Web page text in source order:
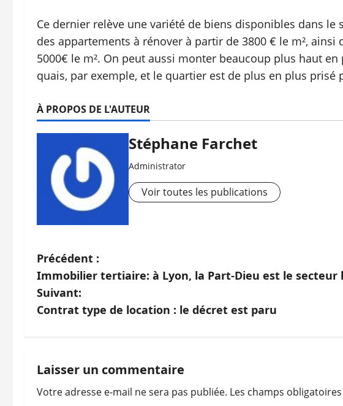
Ce dernier relève une variété de biens disponibles dans le
des appartements à rénover à partir de 3800 € le m²,
5000€ le m². On peut aussi monter beaucoup plus haut
quais, par exemple, et le quartier est de plus en plus prisé
À PROPOS DE L'AUTEUR
Stéphane Farchet
Administrator
Voir toutes les publications
N
a
v
g
a
Précédent :
Immobilier tertiaire: à Lyon, la Part-Dieu est le secteur
Suivant:
Contrat type de location : le décret est paru
Laisser un commentaire
Votre adresse e-mail ne sera pas publiée. Les champs